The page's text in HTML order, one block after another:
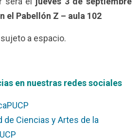
el Pabellón Z – aula 102
a espacio.
en nuestras redes sociales
de Ciencias y Artes de la